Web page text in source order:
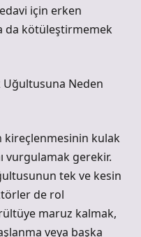
için erken
da kötüleştirmemek
Neden
kireçlenmesinin kulak
vurgulamak gerekir.
tek ve kesin
de rol
maruz kalmak,
veya başka